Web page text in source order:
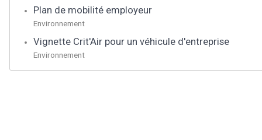
Plan de mobilité employeur
Environnement
Vignette Crit'Air pour un véhicule d'entreprise
Environnement